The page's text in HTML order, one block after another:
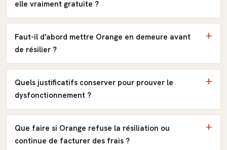
elle vraiment gratuite ?
Faut-il d'abord mettre Orange en demeure avant
de résilier ?
Quels justificatifs conserver pour prouver le
dysfonctionnement ?
Que faire si Orange refuse la résiliation ou
continue de facturer des frais ?